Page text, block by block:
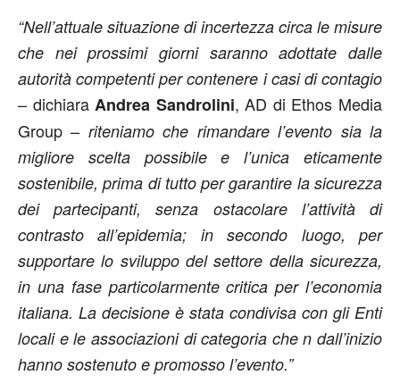
“Nell’attuale situazione di incertezza circa le misure
che nei prossimi giorni saranno adottate dalle
autorità competenti per contenere i casi di contagio
– dichiara Andrea Sandrolini, AD di Ethos Media
Group – riteniamo che rimandare l’evento sia la
migliore scelta possibile e l’unica eticamente
sostenibile, prima di tutto per garantire la sicurezza
dei partecipanti, senza ostacolare l’attività di
contrasto all’epidemia; in secondo luogo, per
supportare lo sviluppo del settore della sicurezza,
in una fase particolarmente critica per l’economia
italiana. La decisione è stata condivisa con gli Enti
locali e le associazioni di categoria che n dall’inizio
hanno sostenuto e promosso l’evento.”